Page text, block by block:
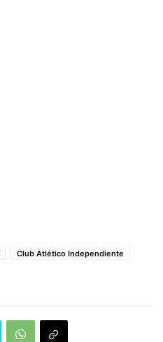
Club Atlético Independiente